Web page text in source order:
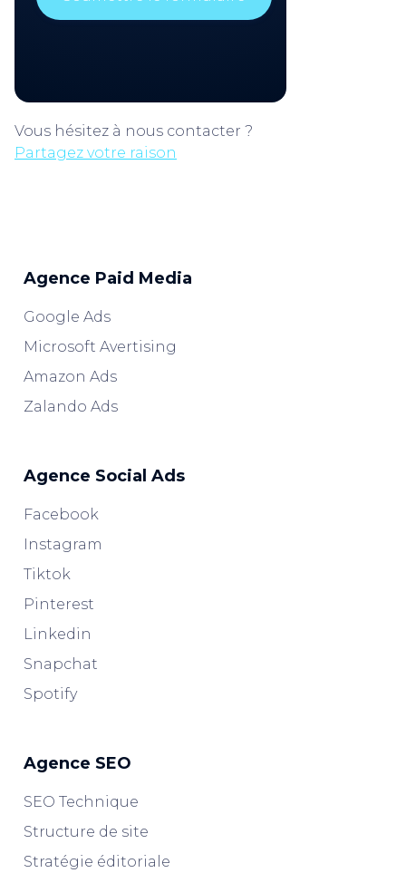
Vous hésitez à nous contacter ?
Partagez votre raison
Agence Paid Media
Google Ads
Microsoft Avertising
Amazon Ads
Zalando Ads
Agence Social Ads
Facebook
Instagram
Tiktok
Pinterest
Linkedin
Snapchat
Spotify
Agence SEO
SEO Technique
Structure de site
Stratégie éditoriale